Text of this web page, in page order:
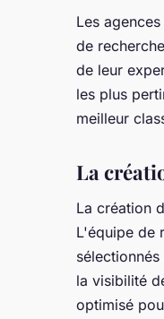
Les
de
de leur
les plus
meilleur
La
La création
L'équipe de
la visibilité
optimisé